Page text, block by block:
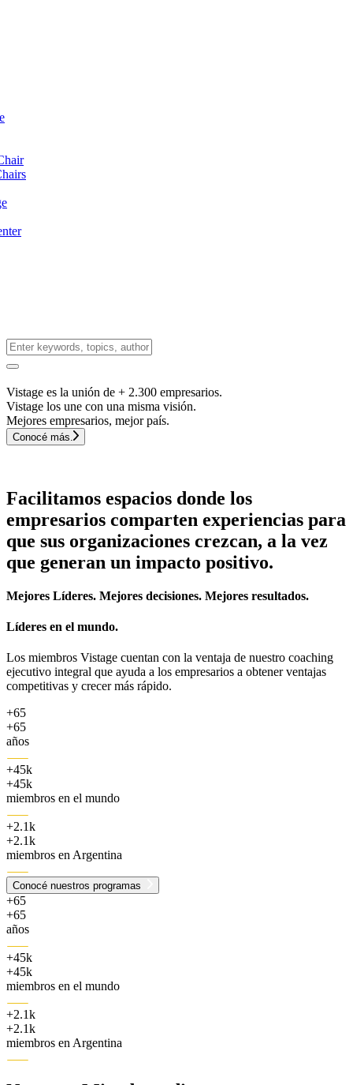
Vistage es la unión de + 2.300 empresarios.
Vistage los une con una misma visión.
Mejores empresarios, mejor país.
Conocé más.
Facilitamos espacios donde los
empresarios comparten experiencias para
que sus organizaciones crezcan, a la vez
que generan un impacto positivo.
Mejores Líderes. Mejores decisiones. Mejores resultados.
Líderes en el mundo.
Los miembros Vistage cuentan con la ventaja de nuestro coaching
ejecutivo integral que ayuda a los empresarios a obtener ventajas
competitivas y crecer más rápido.
+65
+65
años
+45k
+45k
miembros en el mundo
+2.1k
+2.1k
miembros en Argentina
Conocé nuestros programas
+65
+65
años
+45k
+45k
miembros en el mundo
+2.1k
+2.1k
miembros en Argentina